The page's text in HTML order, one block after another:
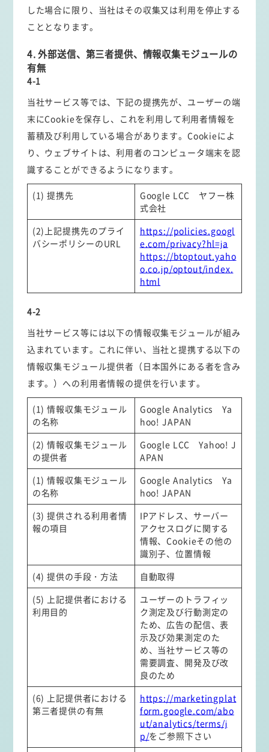
した場合に限り、当社はその収集又は利用を停止する
こととなります。
4. 外部送信、第三者提供、情報収集モジュールの
有無
4-1
当社サービス等では、下記の提携先が、ユーザーの端
末にCookieを保存し、これを利用して利用者情報を
蓄積及び利用している場合があります。Cookieによ
り、ウェブサイトは、利用者のコンピュータ端末を認
識することができるようになります。
(1) 提携先
Google LCC ヤフー株
式会社
(2)上記提携先のプライ
バシーポリシーのURL
https://policies.googl
e.com/privacy?hl=ja
https://btoptout.yaho
o.co.jp/optout/index.
html
4-2
当社サービス等には以下の情報収集モジュールが組み
込まれています。これに伴い、当社と提携する以下の
情報収集モジュール提供者（日本国外にある者を含み
ます。）への利用者情報の提供を行います。
(1) 情報収集モジュール
の名称
Google Analytics Ya
hoo! JAPAN
(2) 情報収集モジュール
の提供者
Google LCC Yahoo! J
APAN
(1) 情報収集モジュール
の名称
Google Analytics Ya
hoo! JAPAN
(3) 提供される利用者情
報の項目
IPアドレス、サーバー
アクセスログに関する
情報、Cookieその他の
識別子、位置情報
(4) 提供の手段・方法
自動取得
(5) 上記提供者における
利用目的
ユーザーのトラフィッ
ク測定及び行動測定の
ため、広告の配信、表
示及び効果測定のた
め、当社サービス等の
需要調査、開発及び改
良のため
(6) 上記提供者における
第三者提供の有無
https://marketingplat
form.google.com/abo
ut/analytics/terms/j
p/をご参照下さい